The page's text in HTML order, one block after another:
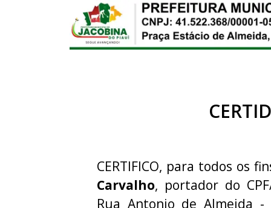
CERTIFICO, para todos os
Carvalho, portador do
Rua Antonio de Almeida